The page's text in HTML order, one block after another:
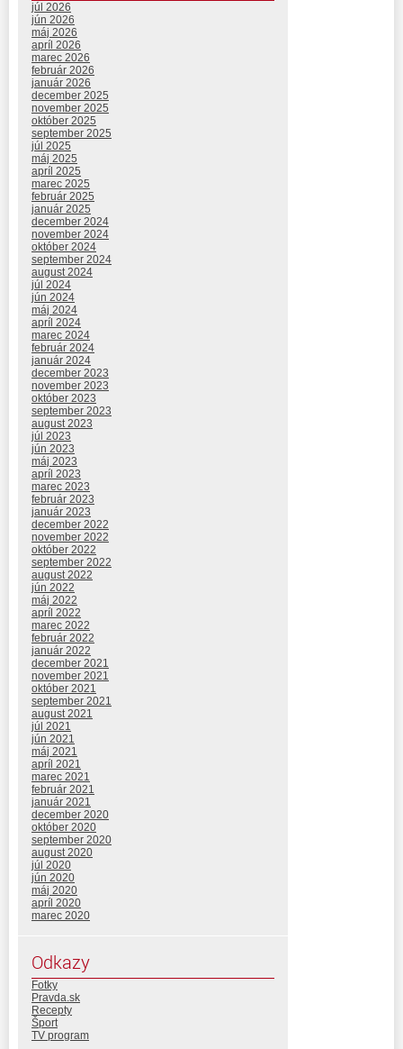
júl 2026
jún 2026
máj 2026
apríl 2026
marec 2026
február 2026
január 2026
december 2025
november 2025
október 2025
september 2025
júl 2025
máj 2025
apríl 2025
marec 2025
február 2025
január 2025
december 2024
november 2024
október 2024
september 2024
august 2024
júl 2024
jún 2024
máj 2024
apríl 2024
marec 2024
február 2024
január 2024
december 2023
november 2023
október 2023
september 2023
august 2023
júl 2023
jún 2023
máj 2023
apríl 2023
marec 2023
február 2023
január 2023
december 2022
november 2022
október 2022
september 2022
august 2022
jún 2022
máj 2022
apríl 2022
marec 2022
február 2022
január 2022
december 2021
november 2021
október 2021
september 2021
august 2021
júl 2021
jún 2021
máj 2021
apríl 2021
marec 2021
február 2021
január 2021
december 2020
október 2020
september 2020
august 2020
júl 2020
jún 2020
máj 2020
apríl 2020
marec 2020
Odkazy
Fotky
Pravda.sk
Recepty
Šport
TV program